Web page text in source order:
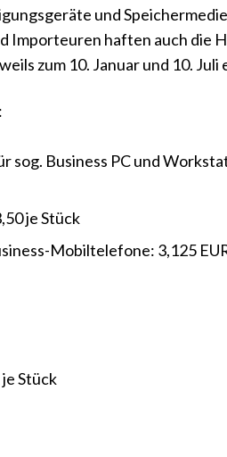
und
Importeuren haften auch die
zum 10. Januar und 10. Juli
sog. Business PC und
je Stück
Mobiltelefone: 3,125
je Stück